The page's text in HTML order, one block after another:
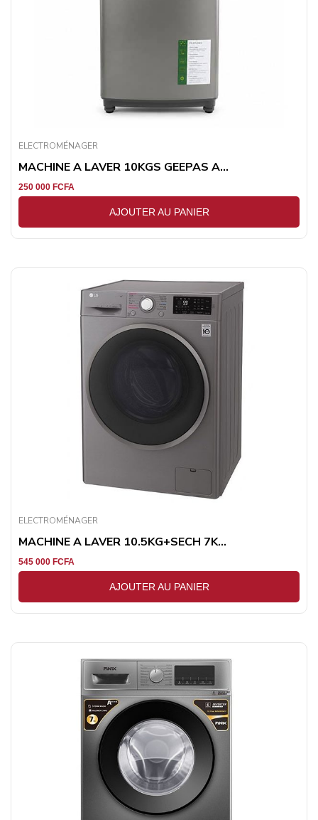
ELECTROMÉNAGER
MACHINE A LAVER 10KGS GEEPAS A...
250 000 FCFA
AJOUTER AU PANIER
ELECTROMÉNAGER
MACHINE A LAVER 10.5KG+SECH 7K...
545 000 FCFA
AJOUTER AU PANIER